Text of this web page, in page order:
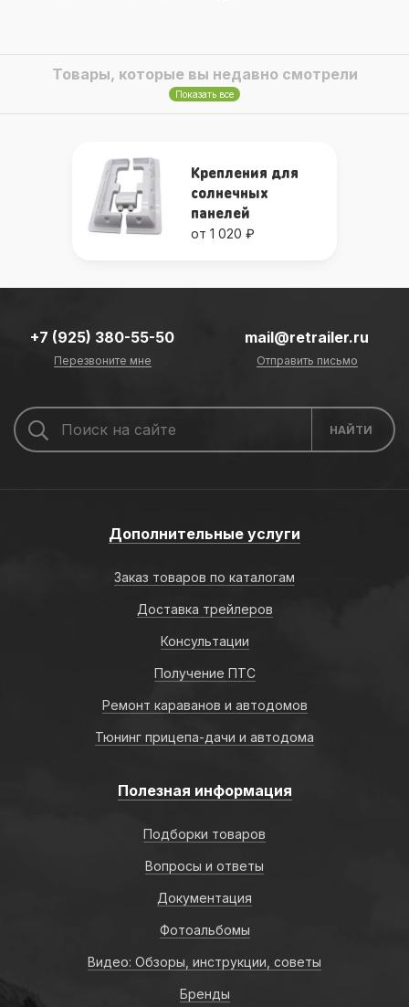
Товары, которые вы недавно смотрели
Показать все
Крепления для
солнечных
панелей
от 1 020 ₽
+7 (925) 380-55-50
Перезвоните мне
mail@retrailer.ru
Отправить письмо
Дополнительные услуги
Заказ товаров по каталогам
Доставка трейлеров
Консультации
Получение ПТС
Ремонт караванов и автодомов
Тюнинг прицепа-дачи и автодома
Полезная информация
Подборки товаров
Вопросы и ответы
Документация
Фотоальбомы
Видео: Обзоры, инструкции, советы
Бренды